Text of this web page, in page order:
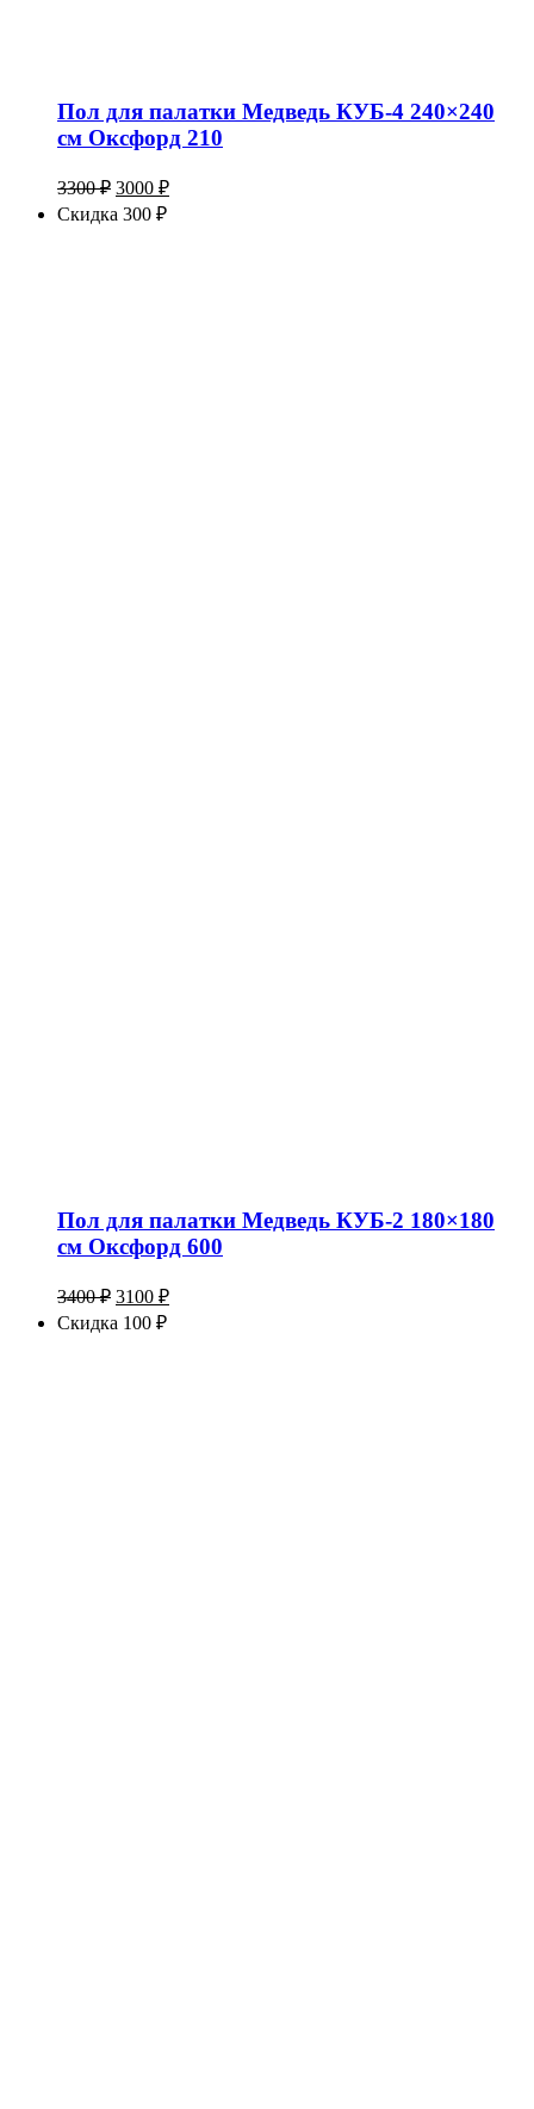
Пол для палатки Медведь КУБ-4 240×240
см Оксфорд 210
3300₽ Первоначальная
цена
составляла
3000 ₽Текущая
Скидка 300 ₽
Пол для палатки Медведь КУБ-2 180×180
см Оксфорд 600
3400₽ Первоначальная
цена
составляла
3100 ₽Текущая
Скидка 100 ₽